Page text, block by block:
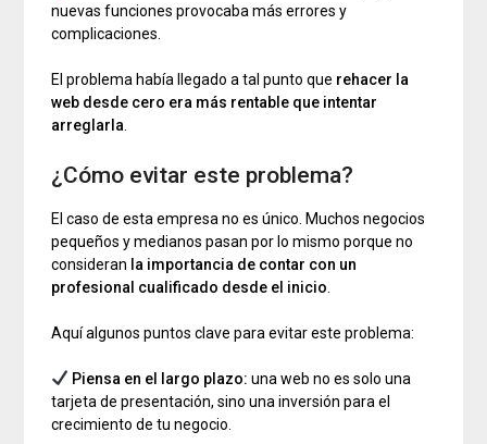
nuevas funciones provocaba más errores y
complicaciones.
El problema había llegado a tal punto que rehacer la
web desde cero era más rentable que intentar
arreglarla
¿Cómo evitar este problema?
El caso de esta empresa no es único. Muchos negocios
pequeños y medianos pasan por lo mismo porque no
consideran la importancia de contar con un
profesional cualificado desde el inicio
Aquí algunos puntos clave para evitar este problema:
Piensa en el largo plazo: una web no es solo una
tarjeta de presentación, sino una inversión para el
crecimiento de tu negocio.